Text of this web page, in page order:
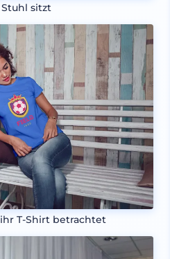
sitzt
T-Shirt betrachtet